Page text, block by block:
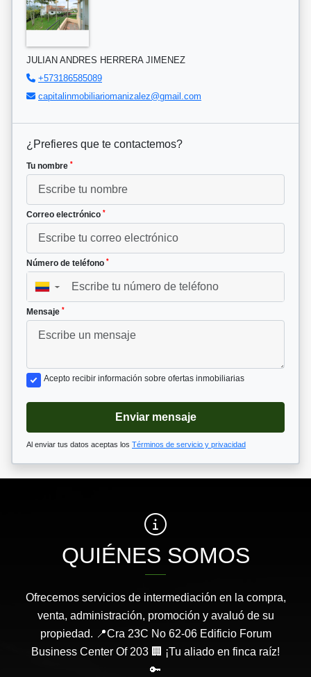
JULIAN ANDRES HERRERA JIMENEZ
+573186585089
capitalinmobiliariomanizalez@gmail.com
¿Prefieres que te contactemos?
Tu nombre *
Correo electrónico *
Número de teléfono *
▼
Mensaje *
Acepto recibir información sobre ofertas inmobiliarias
Enviar mensaje
Al enviar tus datos aceptas los Términos de servicio y privacidad
QUIÉNES SOMOS
Ofrecemos servicios de intermediación en la compra,
venta, administración, promoción y avaluó de su
propiedad. 📍Cra 23C No 62-06 Edificio Forum
Business Center Of 203 🏢 ¡Tu aliado en finca raíz!
🔑